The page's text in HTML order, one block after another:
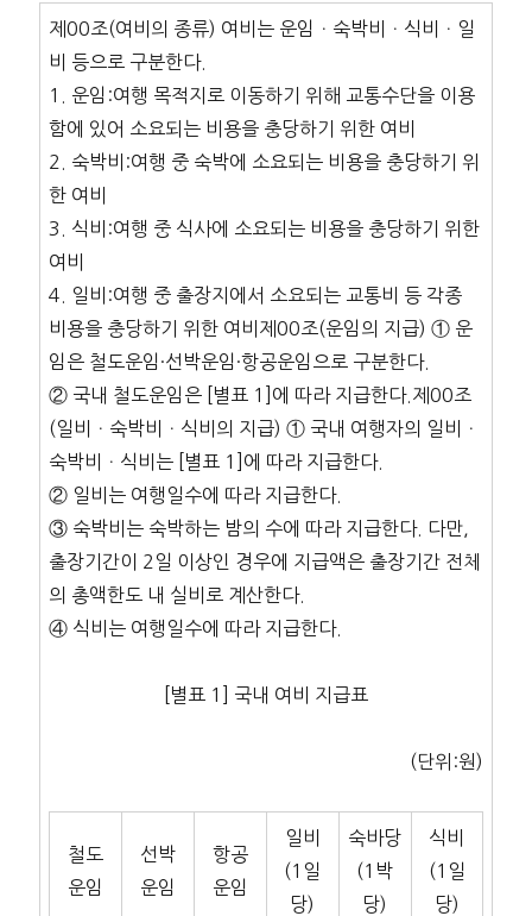
제00조(여비의 종류) 여비는 운임ㆍ숙박비ㆍ식비ㆍ일
비 등으로 구분한다.
1. 운임:여행 목적지로 이동하기 위해 교통수단을 이용
함에 있어 소요되는 비용을 충당하기 위한 여비
2. 숙박비:여행 중 숙박에 소요되는 비용을 충당하기 위
한 여비
3. 식비:여행 중 식사에 소요되는 비용을 충당하기 위한
여비
4. 일비:여행 중 출장지에서 소요되는 교통비 등 각종
비용을 충당하기 위한 여비제00조(운임의 지급) ① 운
임은 철도운임·선박운임·항공운임으로 구분한다.
② 국내 철도운임은 [별표 1]에 따라 지급한다.제00조
(일비ㆍ숙박비ㆍ식비의 지급) ① 국내 여행자의 일비ㆍ
숙박비ㆍ식비는 [별표 1]에 따라 지급한다.
② 일비는 여행일수에 따라 지급한다.
③ 숙박비는 숙박하는 밤의 수에 따라 지급한다. 다만,
출장기간이 2일 이상인 경우에 지급액은 출장기간 전체
의 총액한도 내 실비로 계산한다.
④ 식비는 여행일수에 따라 지급한다.
[별표 1] 국내 여비 지급표
(단위:원)
철도
운임
선박
운임
항공
운임
일비
(1일
당)
숙바당
(1박
당)
식비
(1일
당)